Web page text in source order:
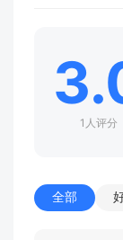
1人评分
全部